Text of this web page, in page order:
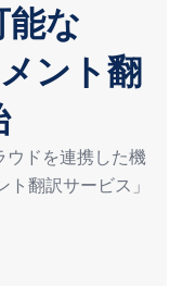
能な
ント翻
ウドを連携した機
翻訳サービス」